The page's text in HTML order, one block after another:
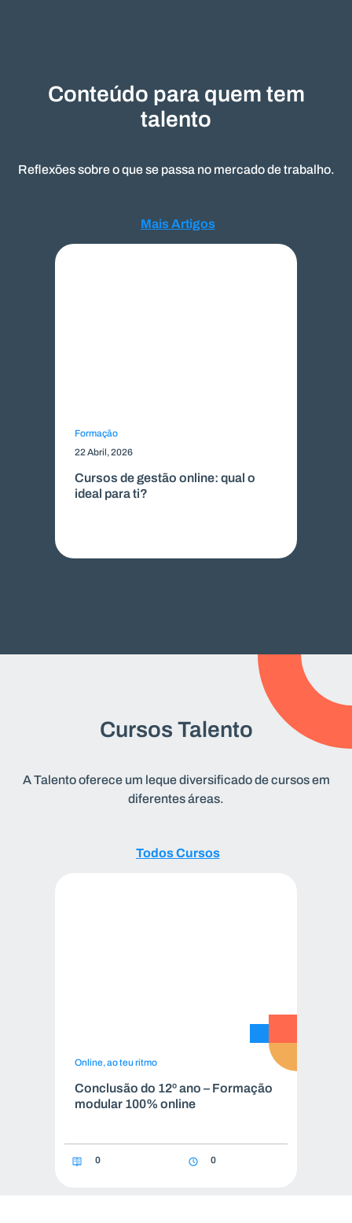
Conteúdo para quem tem
talento
Reflexões sobre o que se passa no mercado de trabalho.
Mais Artigos
Formação
22 Abril, 2026
Cursos de gestão online: qual o
ideal para ti?
Cursos Talento
A Talento oferece um leque diversificado de cursos em
diferentes áreas.
Todos Cursos
Online, ao teu ritmo
Conclusão do 12º ano – Formação
modular 100% online
0 0